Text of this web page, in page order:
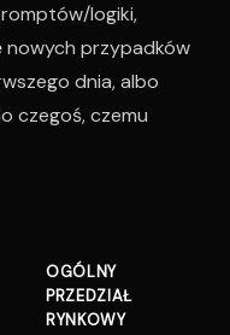
logiki,
nowych przypadków
dnia, albo
czegoś, czemu
OGÓLNY
PRZEDZIAŁ
RYNKOWY